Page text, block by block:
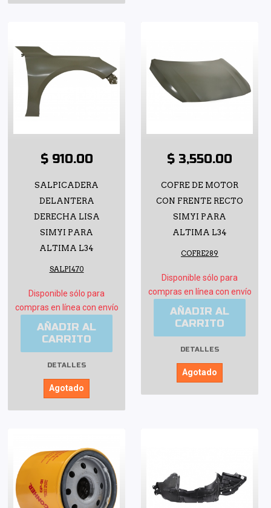
$ 910.00
SALPICADERA
DELANTERA
DERECHA LISA
SIMYI PARA
ALTIMA L34
SALPI470
Disponible sólo para
compras en línea con envío
AÑADIR AL
CARRITO
DETALLES
Agotado
$ 3,550.00
COFRE DE MOTOR
CON FRENTE RECTO
SIMYI PARA
ALTIMA L34
COFRE289
Disponible sólo para
compras en línea con envío
AÑADIR AL
CARRITO
DETALLES
Agotado